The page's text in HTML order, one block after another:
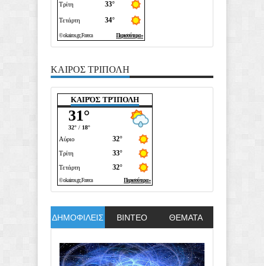
ΚΑΙΡΟΣ ΤΡΙΠΟΛΗ
ΚΑΙΡΌΣ ΤΡΊΠΟΛΗ
ΔΗΜΟΦΙΛΕΙΣ ΒΙΝΤΕΟ ΘΕΜΑΤΑ